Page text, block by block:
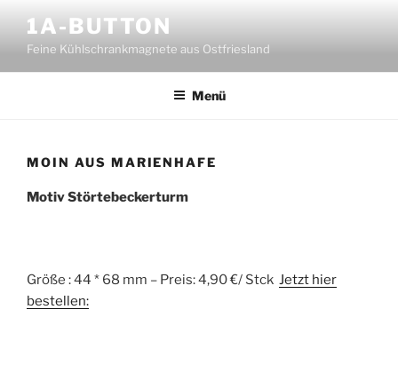
Inhalt
springen
1A-BUTTON
Feine Kühlschrankmagnete aus Ostfriesland
Menü
MOIN AUS MARIENHAFE
Motiv Störtebeckerturm
Größe : 44 * 68 mm – Preis: 4,90 €/ Stck Jetzt hier
bestellen: